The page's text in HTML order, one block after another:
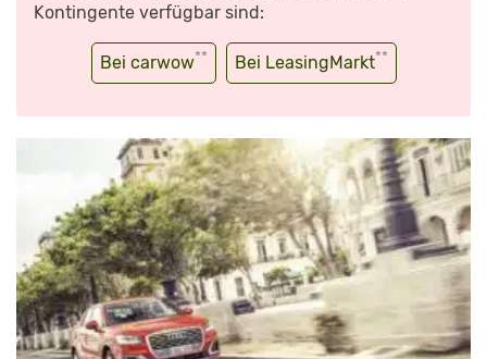
Kontingente verfügbar sind:
Bei carwow** Bei LeasingMarkt**